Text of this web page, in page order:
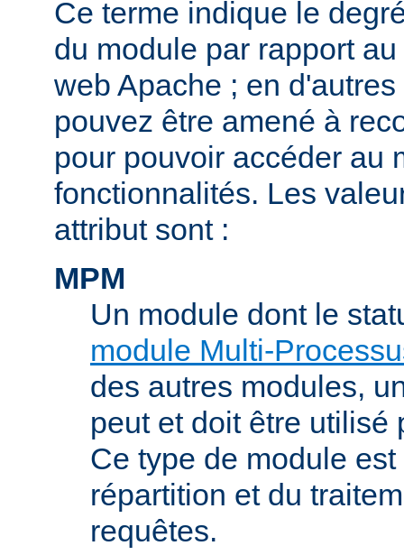
Ce terme indique le
du module par rapport
web Apache ; en
pouvez être amené à
pour pouvoir accéder au
fonctionnalités. Les
attribut sont :
MPM
Un module dont le
module Multi-
des autres modules,
peut et doit être utilisé
Ce type de module
répartition et du
requêtes.